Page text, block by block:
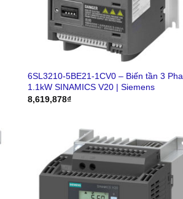
6SL3210-5BE21-1CV0 – Biến tần 3 Pha
1.1kW SINAMICS V20 | Siemens
8,619,878₫